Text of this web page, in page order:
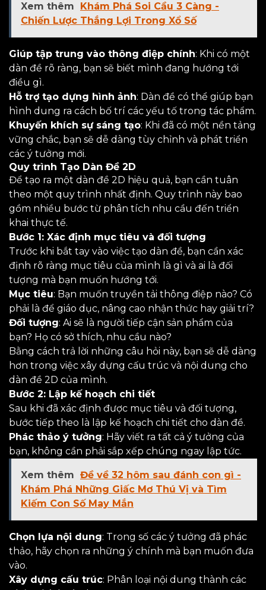
Xem thêm
Khám Phá Soi Cầu 3 Càng -
Chiến Lược Thắng Lợi Trong Xổ Số
Giúp tập trung vào thông điệp chính: Khi có một
dàn đề rõ ràng, bạn sẽ biết mình đang hướng tới
điều gì.
Hỗ trợ tạo dựng hình ảnh: Dàn đề có thể giúp bạn
hình dung ra cách bố trí các yếu tố trong tác phẩm.
Khuyến khích sự sáng tạo: Khi đã có một nền tảng
vững chắc, bạn sẽ dễ dàng tùy chỉnh và phát triển
các ý tưởng mới.
Quy trình Tạo Dàn Đề 2D
Để tạo ra một dàn đề 2D hiệu quả, bạn cần tuân
theo một quy trình nhất định. Quy trình này bao
gồm nhiều bước từ phân tích nhu cầu đến triển
khai thực tế.
Bước 1: Xác định mục tiêu và đối tượng
Trước khi bắt tay vào việc tạo dàn đề, bạn cần xác
định rõ ràng mục tiêu của mình là gì và ai là đối
tượng mà bạn muốn hướng tới.
Mục tiêu: Bạn muốn truyền tải thông điệp nào? Có
phải là để giáo dục, nâng cao nhận thức hay giải trí?
Đối tượng: Ai sẽ là người tiếp cận sản phẩm của
bạn? Họ có sở thích, nhu cầu nào?
Bằng cách trả lời những câu hỏi này, bạn sẽ dễ dàng
hơn trong việc xây dựng cấu trúc và nội dung cho
dàn đề 2D của mình.
Bước 2: Lập kế hoạch chi tiết
Sau khi đã xác định được mục tiêu và đối tượng,
bước tiếp theo là lập kế hoạch chi tiết cho dàn đề.
Phác thảo ý tưởng: Hãy viết ra tất cả ý tưởng của
bạn, không cần phải sắp xếp chúng ngay lập tức.
Xem thêm Đề về 32 hôm sau đánh con gì -
Khám Phá Những Giấc Mơ Thú Vị và Tìm
Kiếm Con Số May Mắn
Chọn lựa nội dung: Trong số các ý tưởng đã phác
thảo, hãy chọn ra những ý chính mà bạn muốn đưa
vào.
Xây dựng cấu trúc: Phân loại nội dung thành các